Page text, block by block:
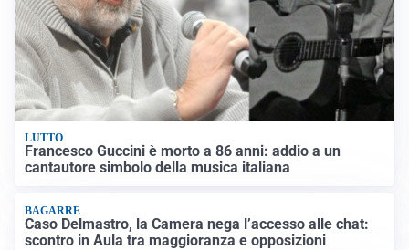
LUTTO
Francesco Guccini è morto a 86 anni: addio a un
cantautore simbolo della musica italiana
BAGARRE
Caso Delmastro, la Camera nega l’accesso alle chat:
scontro in Aula tra maggioranza e opposizioni